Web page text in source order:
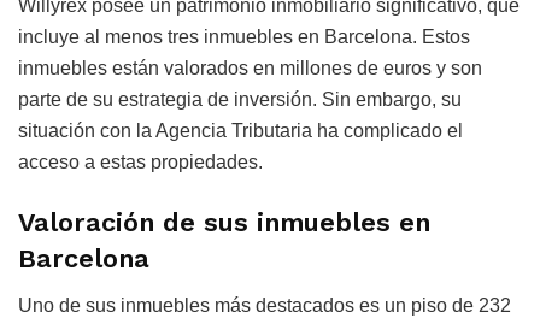
Willyrex posee un patrimonio inmobiliario significativo, que
incluye al menos tres inmuebles en Barcelona. Estos
inmuebles están valorados en millones de euros y son
parte de su estrategia de inversión. Sin embargo, su
situación con la Agencia Tributaria ha complicado el
acceso a estas propiedades.
Valoración de sus inmuebles en
Barcelona
Uno de sus inmuebles más destacados es un piso de 232